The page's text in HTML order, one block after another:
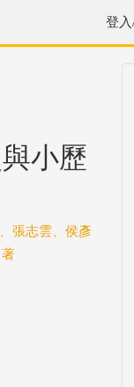
登
小歷
張志雲、侯彥